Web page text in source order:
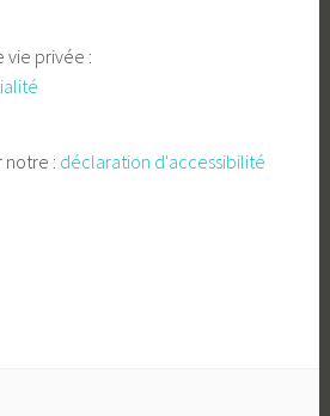
vie privée :
notre : déclaration d'accessibilité